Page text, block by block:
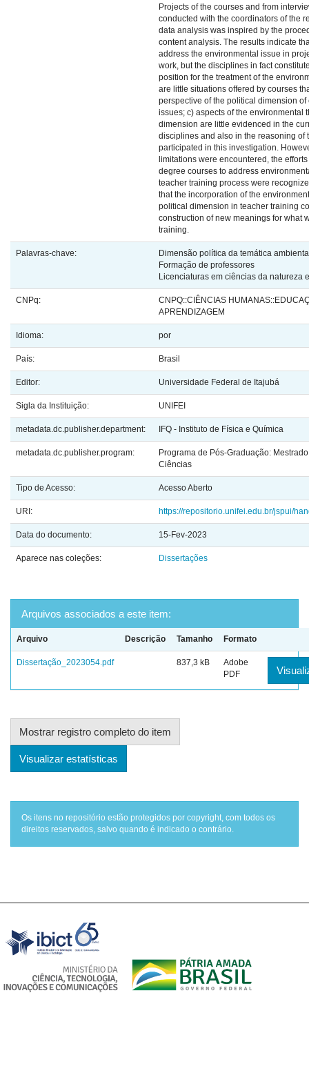
Projects of the courses and from
conducted with the coordinators of the
data analysis was inspired by the
content analysis. The results indicate
address the environmental issue in
work, but the disciplines in fact
position for the treatment of the
are little situations offered by courses
perspective of the political dimension
issues; c) aspects of the environmental
dimension are little evidenced in the
disciplines and also in the reasoning of
participated in this investigation.
limitations were encountered, the
degree courses to address
teacher training process were
that the incorporation of the
political dimension in teacher training
construction of new meanings for what
training.
Palavras-chave:
Dimensão política da temática
Formação de professores
Licenciaturas em ciências da natureza
CNPq:
CNPQ::CIÊNCIAS
APRENDIZAGEM
Idioma: por
País: Brasil
Editor: Universidade Federal de Itajubá
Sigla da Instituição: UNIFEI
metadata.dc.publisher.department: IFQ - Instituto de Física e Química
metadata.dc.publisher.program:
Programa de Pós-Graduação:
Ciências
Tipo de Acesso: Acesso Aberto
URI: https://repositorio.unifei.edu.br/jspui/
Data do documento: 15-Fev-2023
Aparece nas coleções: Dissertações
Arquivos associados a este item:
Arquivo Descrição Tamanho Formato
Dissertação_2023054.pdf 837,3 kB
Adobe
PDF
Mostrar registro completo do item
Visualizar estatísticas
Os itens no repositório estão protegidos por copyright, com todos os
direitos reservados, salvo quando é indicado o contrário.